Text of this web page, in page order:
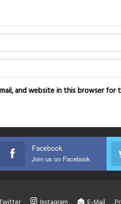
and website in this browser
Facebook
Join us on Facebook